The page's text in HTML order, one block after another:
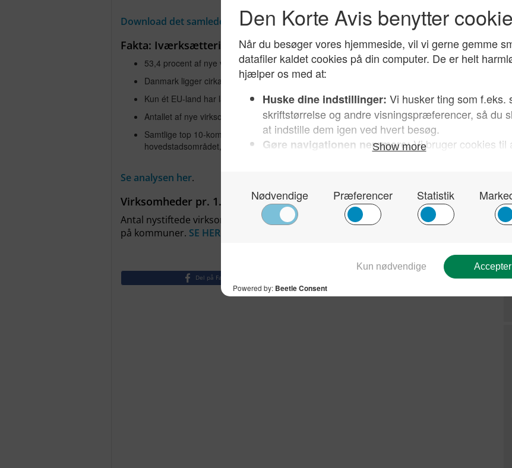
Download det samlede udspil her .
Fakta: Iværksætteri i Danmark
53,4 procent af nye virksomheder overlever to år
Danmark ligger cirka 14 procentpoint under EU-gennemsnittet
Kun ét EU-land har lavere overlevelse
Antallet af nye virksomheder ligger under niveauet fra 2021
Samtlige top 10-kommuner med flest nystiftede virksomheder pr. indbygger ligger i
hovedstadsområdet, når ikke-brofaste øer fratrækkes
Se analysen her.
Virksomheder pr. 1.000 indbyggere i danske kommuner
Antal nystiftede virksomheder pr. 1.000 erhvervsaktive indbyggere i 2025, fordelt
på kommuner. SE HER
Del på Facebook